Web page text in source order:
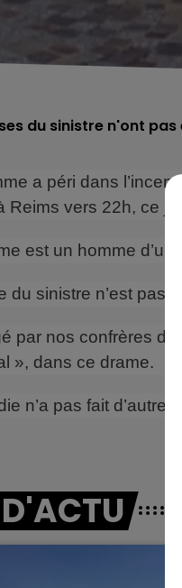
6h00 - 10h00
du sinistre n'ont
a péri dans
Reims vers 22h, ce
est un homme
du sinistre n’est pas
par nos confrères de
», dans ce drame.
n’a pas fait